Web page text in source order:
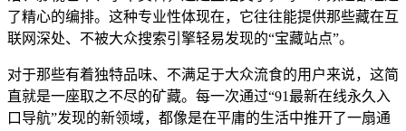
了精心的编排。这种专业性体现在，它往往能提供那些藏在互
联网深处、不被大众搜索引擎轻易发现的“宝藏站点”。
对于那些有着独特品味、不满足于大众流食的用户来说，这简
直就是一座取之不尽的矿藏。每一次通过“91最新在线永久入
口导航”发现的新领域，都像是在平庸的生活中推开了一扇通